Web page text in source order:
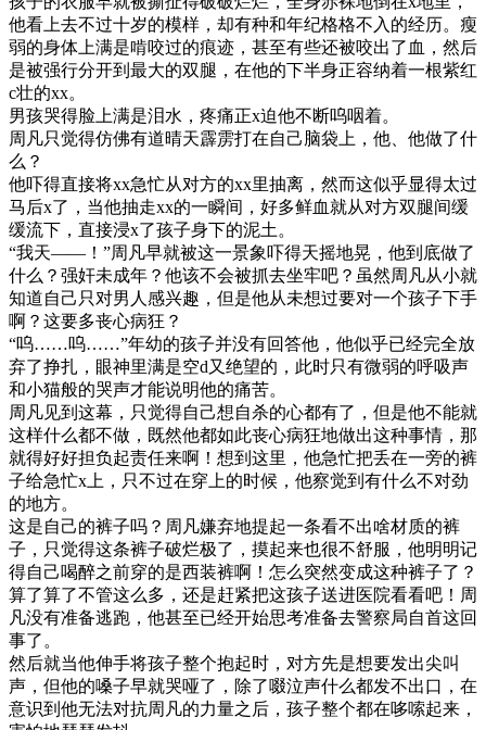
他看上去不过十岁的模样，却有种和年纪格格不入的经历。瘦
弱的身体上满是啃咬过的痕迹，甚至有些还被咬出了血，然后
是被强行分开到最大的双腿，在他的下半身正容纳着一根紫红
c壮的xx。
男孩哭得脸上满是泪水，疼痛正x迫他不断呜咽着。
周凡只觉得仿佛有道晴天霹雳打在自己脑袋上，他、他做了什
么？
他吓得直接将xx急忙从对方的xx里抽离，然而这似乎显得太过
马后x了，当他抽走xx的一瞬间，好多鲜血就从对方双腿间缓
缓流下，直接浸x了孩子身下的泥土。
“我天——！”周凡早就被这一景象吓得天摇地晃，他到底做了
什么？强奸未成年？他该不会被抓去坐牢吧？虽然周凡从小就
知道自己只对男人感兴趣，但是他从未想过要对一个孩子下手
啊？这要多丧心病狂？
“呜……呜……”年幼的孩子并没有回答他，他似乎已经完全放
弃了挣扎，眼神里满是空d又绝望的，此时只有微弱的呼吸声
和小猫般的哭声才能说明他的痛苦。
周凡见到这幕，只觉得自己想自杀的心都有了，但是他不能就
这样什么都不做，既然他都如此丧心病狂地做出这种事情，那
就得好好担负起责任来啊！想到这里，他急忙把丢在一旁的裤
子给急忙x上，只不过在穿上的时候，他察觉到有什么不对劲
的地方。
这是自己的裤子吗？周凡嫌弃地提起一条看不出啥材质的裤
子，只觉得这条裤子破烂极了，摸起来也很不舒服，他明明记
得自己喝醉之前穿的是西装裤啊！怎么突然变成这种裤子了？
算了算了不管这么多，还是赶紧把这孩子送进医院看看吧！周
凡没有准备逃跑，他甚至已经开始思考准备去警察局自首这回
事了。
然后就当他伸手将孩子整个抱起时，对方先是想要发出尖叫
声，但他的嗓子早就哭哑了，除了啜泣声什么都发不出口，在
意识到他无法对抗周凡的力量之后，孩子整个都在哆嗦起来，